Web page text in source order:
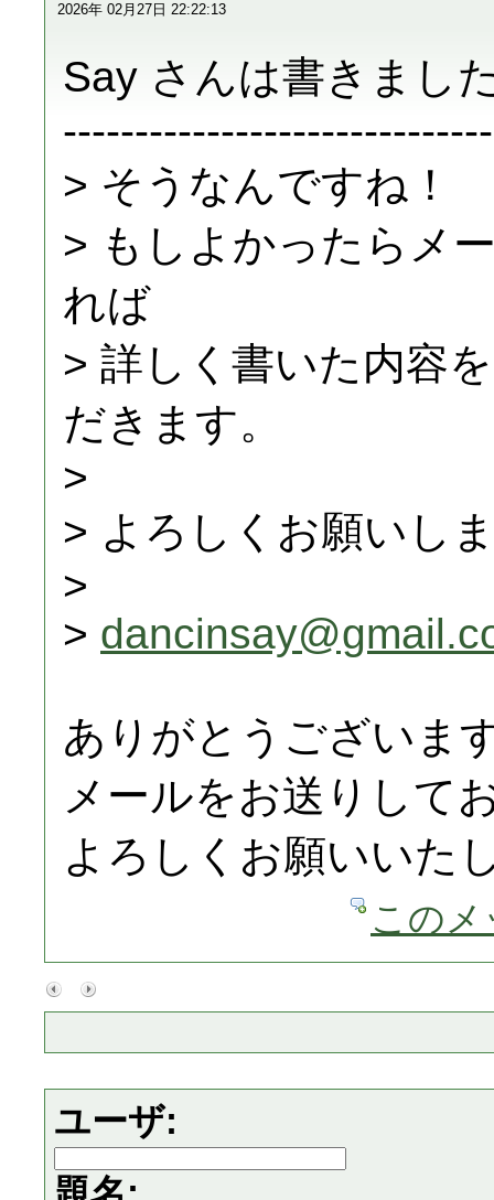
2026年 02月27日 22:22:13
Say さんは書きまし
> そうなんですね！
> もしよかったらメ
れば
> 詳しく書いた内容
だきます。
>
> よろしくお願いし
>
>
ありがとうございま
メールをお送りして
よろしくお願いいた
この
ユーザ: